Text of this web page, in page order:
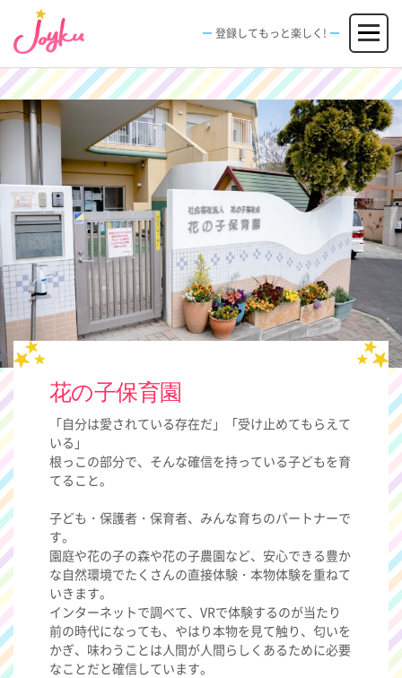
ン
ツ
へ
ス
メニュー
JOBS
求人情報
FACILITIES
施設
SPECIAL
エンタメ特典
EVENT
イベント
新規登録 ログイン
登録してもっと楽しく!
花の子保育園
「自分は愛されている存在だ」「受け止めてもらえて
いる」
根っこの部分で、そんな確信を持っている子どもを育
てること。
子ども・保護者・保育者、みんな育ちのパートナーで
す。
園庭や花の子の森や花の子農園など、安心できる豊か
な自然環境でたくさんの直接体験・本物体験を重ねて
いきます。
インターネットで調べて、VRで体験するのが当たり
前の時代になっても、やはり本物を見て触り、匂いを
かぎ、味わうことは人間が人間らしくあるために必要
なことだと確信しています。